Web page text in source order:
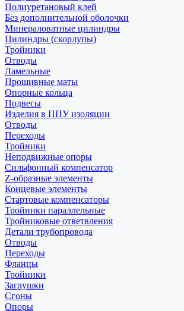
Полиуретановый клей
Без дополнительной оболочки
Минераловатные цилиндры
Цилиндры (скорлупы)
Тройники
Отводы
Ламельные
Прошивные маты
Опорные кольца
Подвесы
Изделия в ППУ изоляции
Отводы
Переходы
Тройники
Неподвижные опоры
Cильфонный компенсатор
Z-образные элементы
Концевые элементы
Стартовые компенсаторы
Тройники параллельные
Тройниковые ответвления
Детали трубопровода
Отводы
Переходы
Фланцы
Тройники
Заглушки
Сгоны
Опоры